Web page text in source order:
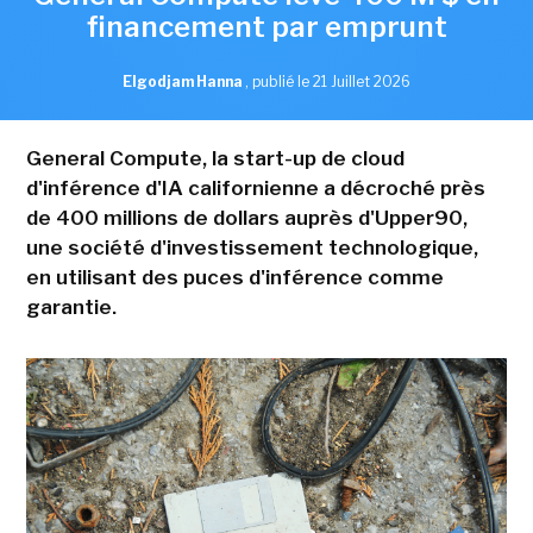
financement par emprunt
Elgodjam Hanna , publié le 21 Juillet 2026
General Compute, la start-up de cloud
d'inférence d'IA californienne a décroché près
de 400 millions de dollars auprès d'Upper90,
une société d'investissement technologique,
en utilisant des puces d'inférence comme
garantie.